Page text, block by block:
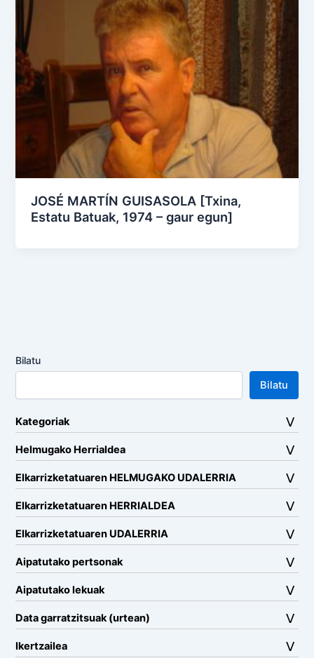
JOSÉ MARTÍN GUISASOLA [Txina,
Estatu Batuak, 1974 – gaur egun]
Bilatu
Bilatu
Kategoriak
Helmugako Herrialdea
Elkarrizketatuaren HELMUGAKO UDALERRIA
Elkarrizketatuaren HERRIALDEA
Elkarrizketatuaren UDALERRIA
Aipatutako pertsonak
Aipatutako lekuak
Data garratzitsuak (urtean)
Ikertzailea